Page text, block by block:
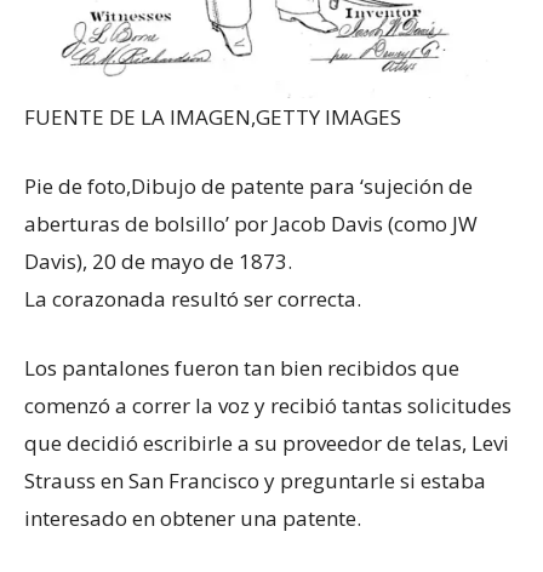
FUENTE DE LA IMAGEN,GETTY IMAGES
Pie de foto,Dibujo de patente para ‘sujeción de
aberturas de bolsillo’ por Jacob Davis (como JW
Davis), 20 de mayo de 1873.
La corazonada resultó ser correcta.
Los pantalones fueron tan bien recibidos que
comenzó a correr la voz y recibió tantas solicitudes
que decidió escribirle a su proveedor de telas, Levi
Strauss en San Francisco y preguntarle si estaba
interesado en obtener una patente.